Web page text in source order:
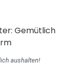
aushalten!